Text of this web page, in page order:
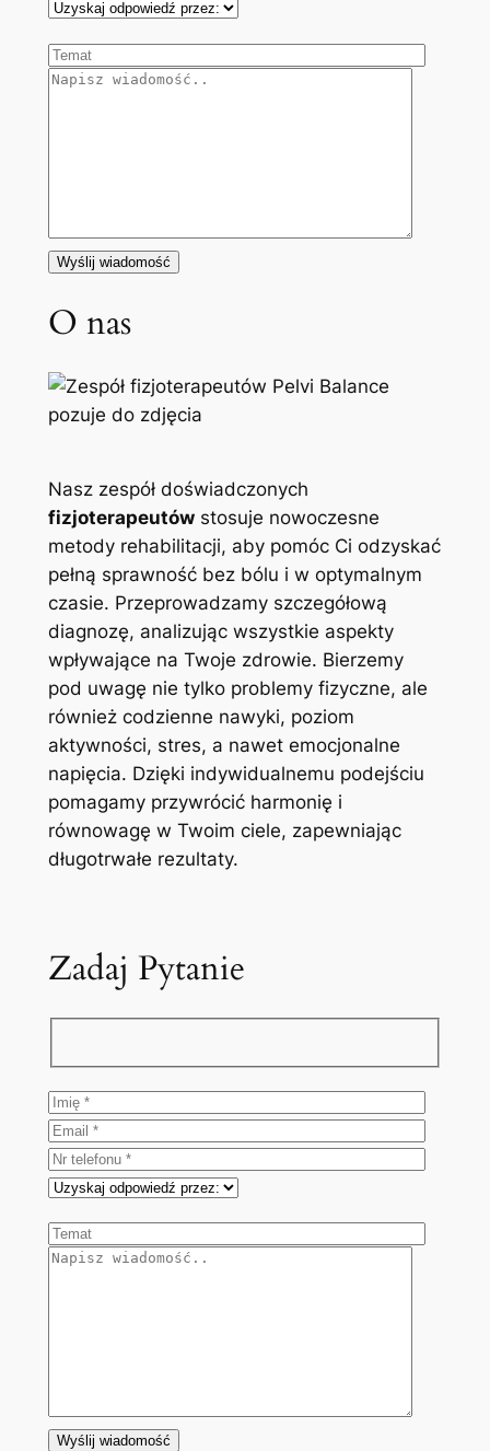
O nas
Nasz zespół doświadczonych
fizjoterapeutówstosuje nowoczesne
metody rehabilitacji, aby pomóc Ci odzyskać
pełną sprawność bez bólu i w optymalnym
czasie. Przeprowadzamy szczegółową
diagnozę, analizując wszystkie aspekty
wpływające na Twoje zdrowie. Bierzemy
pod uwagę nie tylko problemy fizyczne, ale
również codzienne nawyki, poziom
aktywności, stres, a nawet emocjonalne
napięcia. Dzięki indywidualnemu podejściu
pomagamy przywrócić harmonię i
równowagę w Twoim ciele, zapewniając
długotrwałe rezultaty.
Zadaj Pytanie